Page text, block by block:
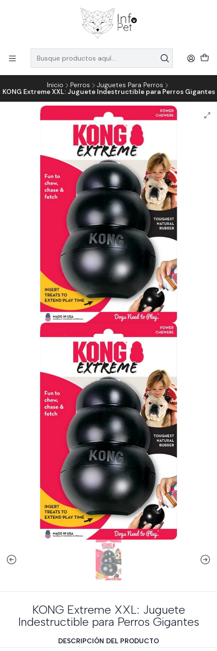
Inicio Perros
Juguetes Para Perros
KONG Extreme XXL: Juguete Indestructible para Perros Gigantes
KONG Extreme XXL: Juguete
Indestructible para Perros Gigantes
DESCRIPCIÓN DEL PRODUCTO